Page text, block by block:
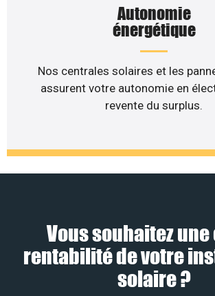
Autonomie
énergétique
Nos centrales solaires et les
assurent votre autonomie en
revente du surplus.
Vous souhaitez
rentabilité de votre
solaire ?